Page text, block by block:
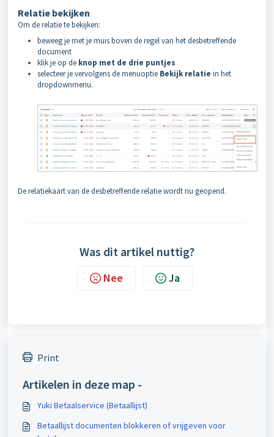
Relatie bekijken
Om de relatie te bekijken:
beweeg jemet je muis boven de regel van het desbetreffende
document
klik je op de knop met de drie puntjes
selecteer je vervolgens de menuoptie Bekijk relatie in het
dropdownmenu.
De relatiekaart van de desbetreffende relatie wordt nu geopend.
Was dit artikel nuttig?
Nee Ja
Print
Artikelen in deze map -
Yuki Betaalservice (Betaallijst)
Betaallijst documenten blokkeren of vrijgeven voor